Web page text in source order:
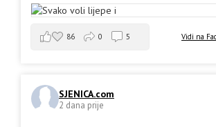
Vidi na
86 0 5
SJENICA.com
2 dana prije